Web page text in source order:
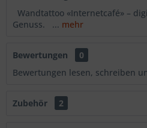
Wandtattoo «Internetcafé» –
Genuss. ... mehr
Bewertungen
0
Bewertungen lesen, schreiben
Zubehör 2